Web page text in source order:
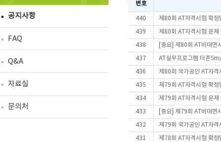
공지사항
FAQ
Q&A
자료실
문의처
번호
440 제80회 AT자격시험 확정
439 제80회 AT자격시험 문
438 [중요] 제80회 AT비대면
437 AT실무프로그램 더존
436 제80회 국가공인 AT자격
435 제79회 AT자격시험 확정
434 제79회 AT자격시험 문
433 [중요] 제79회 AT비대면
432 제79회 국가공인 AT자격
431 제78회 AT자격시험 확정